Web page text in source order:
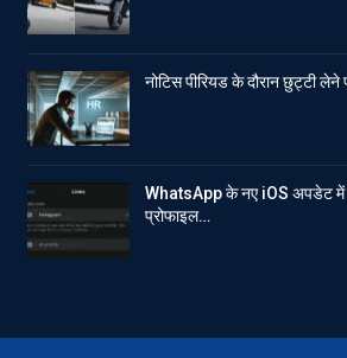
नोटिस पीरियड के दौरान छुट्टी लेने
WhatsApp के नए iOS अपडेट में
प्रोफाइल…